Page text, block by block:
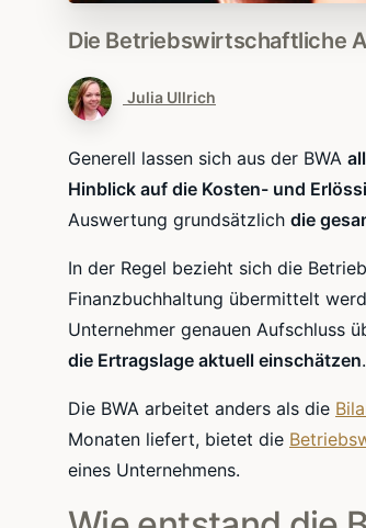
Die Betriebswirtschaftliche
Julia Ullrich
Generell lassen sich aus der BWA
Hinblick auf die Kosten- und
Auswertung grundsätzlich die
In der Regel bezieht sich die
Finanzbuchhaltung übermittelt
Unternehmer genauen Aufschluss
die Ertragslage aktuell einschätzen.
Die BWA arbeitet anders als die
Monaten liefert, bietet die
eines Unternehmens.